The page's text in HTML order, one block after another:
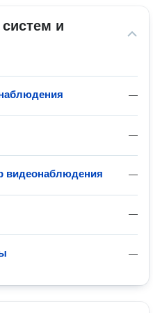
и
—
—
—
видеонаблюдения
—
—